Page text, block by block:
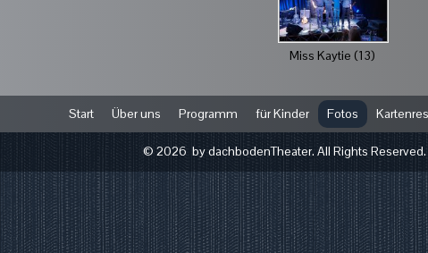
Miss Kaytie (13)
Start Über uns Programm für Kinder Fotos
© 2026 by dachbodenTheater. All Rights